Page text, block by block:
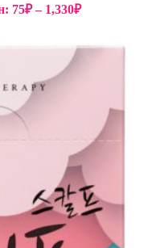
75₽ – 1,330₽